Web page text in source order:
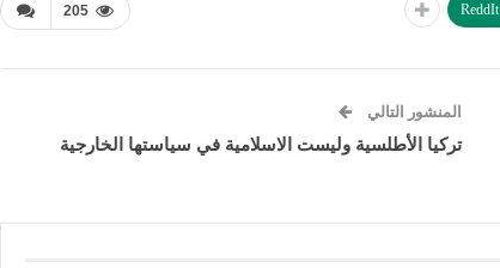
205 ReddIt
المنشور التالي
تركيا الأطلسية وليست الاسلامية في سياستها الخارجية